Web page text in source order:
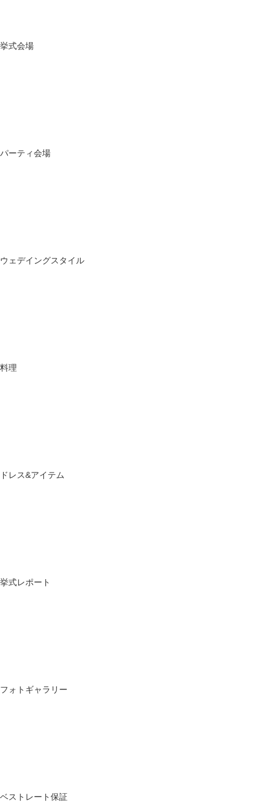
挙式会場
パーティ会場
ウェデイングスタイル
料理
ドレス&アイテム
挙式レポート
フォトギャラリー
ベストレート保証